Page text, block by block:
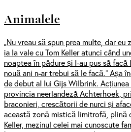
Animalele
„Nu vreau să spun prea multe, dar
ia la vale cu Tom Keller atunci când
noaptea în pădure și l-au pus să
nouă ani n-ar trebui să le facă.” Așa
de debut al lui Gijs Wilbrink.
provincia neerlandeză Achterhoek,
braconieri, crescătorii de nurci și
această zonă mistică limitrofă, plină
Keller, mezinul celei mai cunoscute